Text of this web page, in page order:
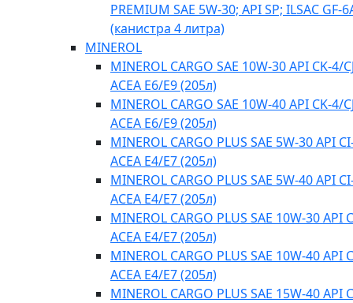
PREMIUM SAE 5W-30; API SP; ILSAC GF-
(канистра 4 литра)
MINEROL
MINEROL CARGO SAE 10W-30 API CK-4/
ACEA E6/E9 (205л)
MINEROL CARGO SAE 10W-40 API CK-4/
ACEA E6/E9 (205л)
MINEROL CARGO PLUS SAE 5W-30 API
ACEA E4/Е7 (205л)
MINEROL CARGO PLUS SAE 5W-40 API
ACEA E4/Е7 (205л)
MINEROL CARGO PLUS SAE 10W-30 API
ACEA E4/Е7 (205л)
MINEROL CARGO PLUS SAE 10W-40 API
ACEA E4/Е7 (205л)
MINEROL CARGO PLUS SAE 15W-40 API